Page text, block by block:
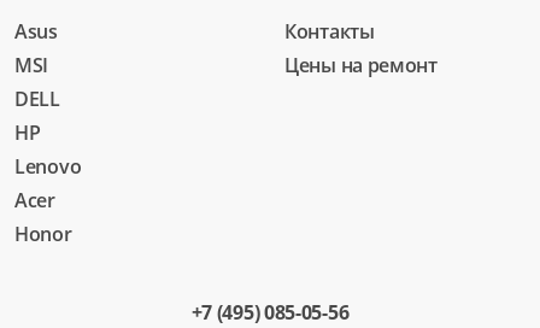
Asus
MSI
DELL
HP
Lenovo
Acer
Honor
Контакты
Цены на ремонт
+7 (495) 085-05-56